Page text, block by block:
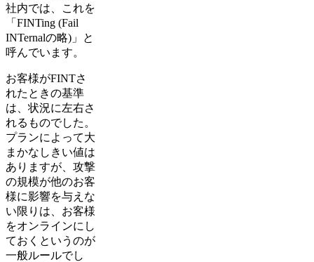
社内では、これを
「FINTing (Fail
INTernalの略)」と
呼んでいます。
お客様がFINTさ
れたときの基準
は、状況に左右さ
れるものでした。
プランによって大
まかなしきい値は
ありますが、攻撃
の規模が他のお客
様に影響を与えな
い限りは、お客様
をオンラインにし
ておくというのが
一般ルールでし